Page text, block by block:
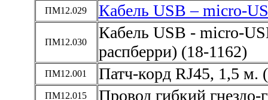
ПМ12.029 Кабель USB – micro-
ПМ12.030
Кабель USB - micro-
распберри) (18-1162)
ПМ12.001 Патч-корд RJ45, 1,5 м.
ПМ12.015 Провод гибкий